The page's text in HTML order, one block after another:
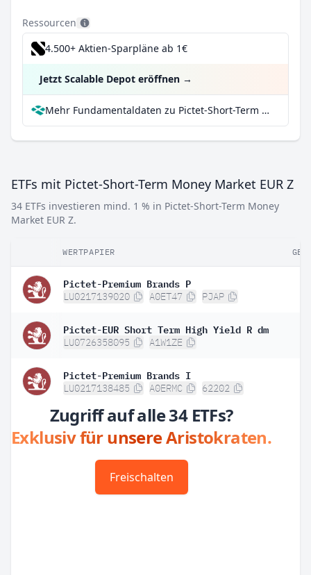
Ressourcen
4.500+ Aktien-Sparpläne ab 1€
Jetzt Scalable Depot eröffnen →
Mehr Fundamentaldaten zu Pictet-Short-Term Money Market EUR Z bei Parqet
ETFs mit Pictet-Short-Term Money Market EUR Z
34 ETFs investieren mind. 1 % in Pictet-Short-Term Money
Market EUR Z.
WERTPAPIER
Pictet-Premium Brands P
LU0217139020 A0ET47 PJAP
Pictet-EUR Short Term High Yield R dm
LU0726358095 A1W1ZE
Pictet-Premium Brands I
LU0217138485 A0ERMC 62202
Zugriff auf alle 34 ETFs?
Exklusiv für unsere Aristokraten.
Freischalten